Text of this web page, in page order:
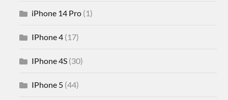
iPhone 14 Pro (1)
IPhone 4 (17)
IPhone 4S (30)
IPhone 5 (44)